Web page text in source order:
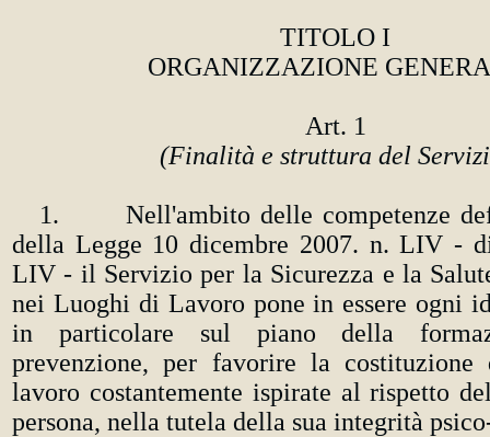
TITOLO I
ORGANIZZAZIONE
Art. 1
(Finalità e struttura del
1. Nell'ambito delle competenze
della Legge 10 dicembre 2007. n. LIV -
LIV - il Servizio per la Sicurezza e la
nei Luoghi di Lavoro pone in essere ogni
in particolare sul piano della
prevenzione, per favorire la
lavoro costantemente ispirate al rispetto
persona, nella tutela della sua integrità